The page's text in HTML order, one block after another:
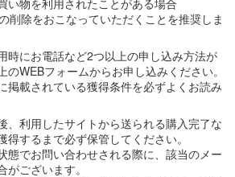
い物を利用されたことがある場合
削除をおこなっていただくことを推奨しま
時にお電話など2つ以上の申し込み方法が
WEBフォームからお申し込みください。
掲載されている獲得条件を必ずよくお読み
、利用したサイトから送られる購入完了な
得するまで必ず保管してください。
態でお問い合わせされる際に、該当のメー
ございます。